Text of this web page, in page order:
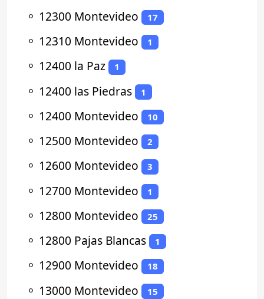
⚬ 12300 Montevideo 17
⚬ 12310 Montevideo 1
⚬ 12400 la Paz 1
⚬ 12400 las Piedras 1
⚬ 12400 Montevideo 10
⚬ 12500 Montevideo 2
⚬ 12600 Montevideo 3
⚬ 12700 Montevideo 1
⚬ 12800 Montevideo 25
⚬ 12800 Pajas Blancas 1
⚬ 12900 Montevideo 18
⚬ 13000 Montevideo 15